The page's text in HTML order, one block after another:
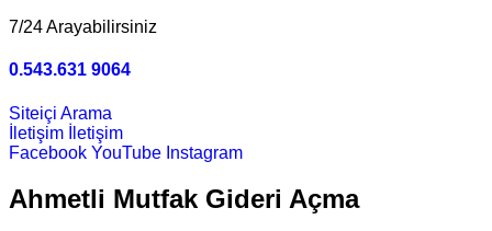
7/24 Arayabilirsiniz
0.543.631 9064
Siteiçi Arama
İletişim
İletişim
Facebook YouTube Instagram
Ahmetli Mutfak Gideri Açma